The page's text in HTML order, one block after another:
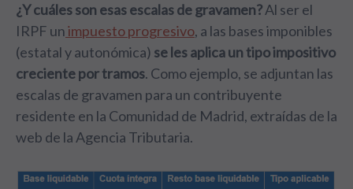
¿Y cuáles son esas escalas de gravamen?Al ser el
IRPF unimpuesto progresivo, a las bases imponibles
(estatal y autonómica) se les aplica un tipo impositivo
creciente por tramos. Como ejemplo, se adjuntan las
escalas de gravamen para un contribuyente
residente en la Comunidad de Madrid, extraídas de la
web de la Agencia Tributaria.